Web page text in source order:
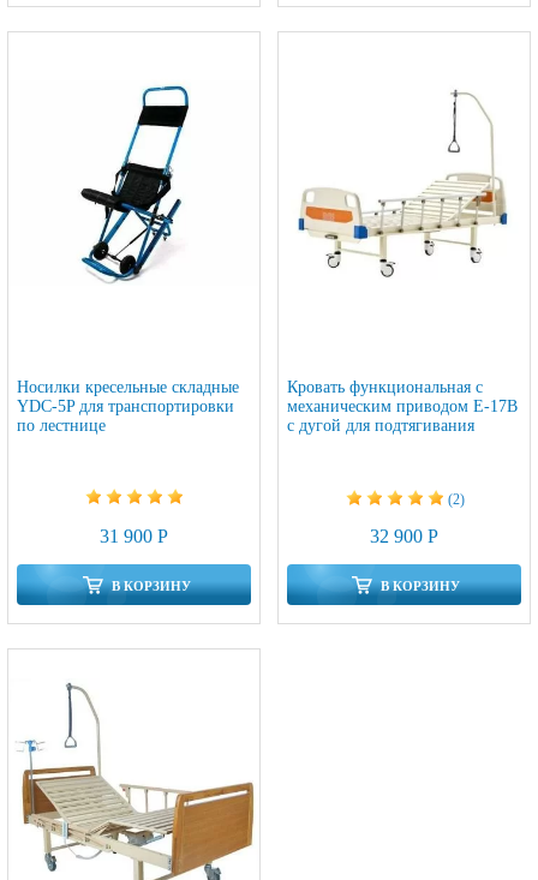
Носилки кресельные складные
YDC-5P для транспортировки
по лестнице
31 900 Р
В КОРЗИНУ
Кровать функциональная c
механическим приводом E-17B
с дугой для подтягивания
(2)
32 900 Р
В КОРЗИНУ